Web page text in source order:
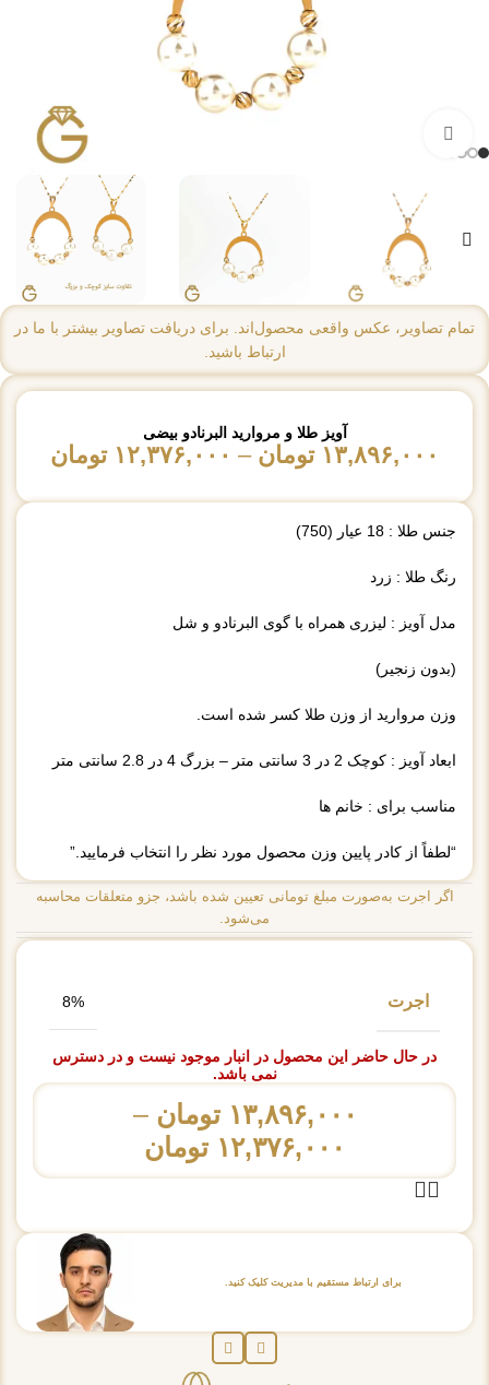
تمام تصاویر، عکس واقعی محصول‌اند. برای دریافت تصاویر بیشتر با ما در
ارتباط باشید.
آویز طلا و مروارید البرنادو بیضی
۱۳,۸۹۶,۰۰۰ تومان – ۱۲,۳۷۶,۰۰۰ تومان
جنس طلا : 18 عیار (750)
رنگ طلا : زرد
مدل آویز : لیزری همراه با گوی البرنادو و شل
(بدون زنجیر)
وزن مروارید از وزن طلا کسر شده است.
ابعاد آویز : کوچک 2 در 3 سانتی متر – بزرگ 4 در 2.8 سانتی متر
مناسب برای : خانم ها
“لطفاً از کادر پایین وزن محصول مورد نظر را انتخاب فرمایید.”
اگر اجرت به‌صورت مبلغ تومانی تعیین شده باشد، جزو متعلقات محاسبه
می‌شود.
اجرت 8%
در حال حاضر این محصول در انبار موجود نیست و در دسترس
نمی باشد.
۱۳,۸۹۶,۰۰۰ تومان –
۱۲,۳۷۶,۰۰۰ تومان
برای ارتباط مستقیم با مدیریت کلیک کنید.